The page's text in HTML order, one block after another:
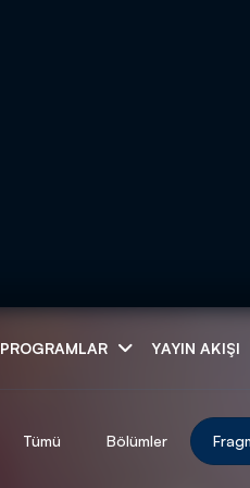
PROGRAMLAR YAYIN AKIŞI
ARAMA
Tümü Bölümler